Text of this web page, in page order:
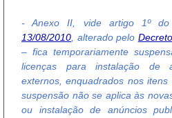
- Anexo II, vide artigo 1º
13/08/2010 , alterado pelo
– fica temporariamente
licenças para instalação de
externos, enquadrados nos
suspensão não se aplica às
ou instalação de anúncios